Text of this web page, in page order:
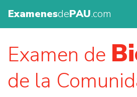
ExamenesdePAU.com
Examen de
de la